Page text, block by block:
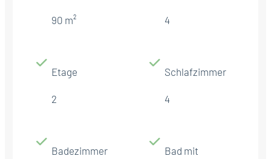
90 m² 4
Etage
2
Schlafzimmer
4
Badezimmer Bad mit